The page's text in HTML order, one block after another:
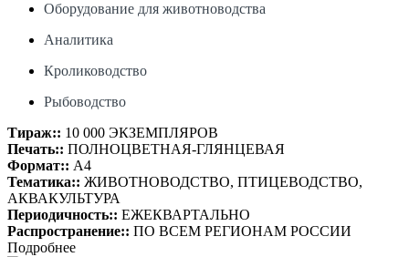
Оборудование для животноводства
Аналитика
Кролиководство
Рыбоводство
Тираж:: 10 000 ЭКЗЕМПЛЯРОВ
Печать:: ПОЛНОЦВЕТНАЯ-ГЛЯНЦЕВАЯ
Формат:: А4
Тематика:: ЖИВОТНОВОДСТВО, ПТИЦЕВОДСТВО,
АКВАКУЛЬТУРА
Периодичность:: ЕЖЕКВАРТАЛЬНО
Распространение:: ПО ВСЕМ РЕГИОНАМ РОССИИ
Подробнее